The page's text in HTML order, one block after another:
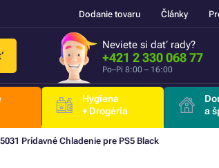
Dodanie tovaru Články
Neviete si dať rady?
+421 2 330 068 77
Po–Pi 8:00 – 16:00
Hygiena
+ Drogéria
a
Prídavné Chladenie pre PS5 Black